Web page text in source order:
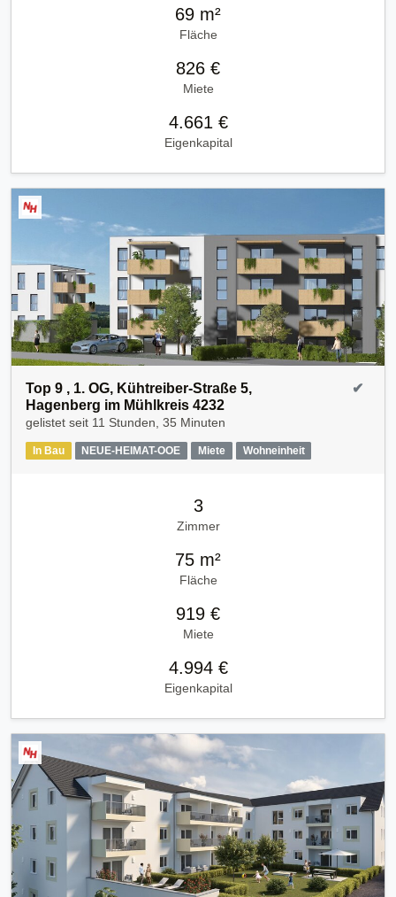
69 m²
Fläche
826 €
Miete
4.661 €
Eigenkapital
Top 9 , 1. OG, Kühtreiber-Straße 5,
Hagenberg im Mühlkreis 4232
gelistet seit 11 Stunden, 35 Minuten
In Bau NEUE-HEIMAT-OOE Miete Wohneinheit
✔
3
Zimmer
75 m²
Fläche
919 €
Miete
4.994 €
Eigenkapital